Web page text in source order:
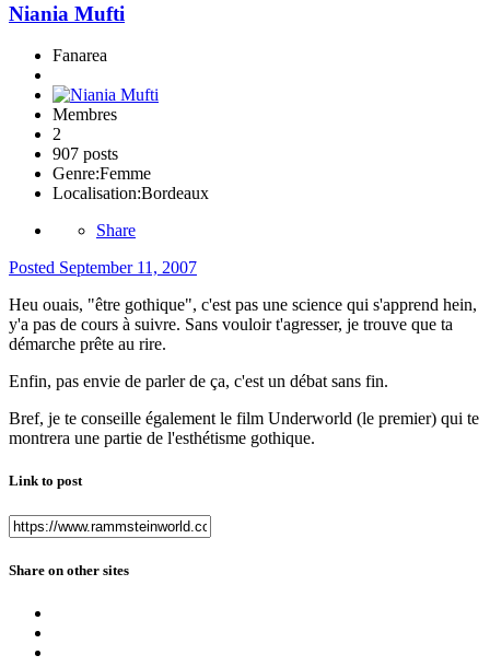
Niania Mufti
Fanarea
Membres
2
907 posts
Genre:Femme
Localisation:Bordeaux
Share
Posted September 11, 2007
Heu ouais, "être gothique", c'est pas une science qui s'apprend hein,
y'a pas de cours à suivre. Sans vouloir t'agresser, je trouve que ta
démarche prête au rire.
Enfin, pas envie de parler de ça, c'est un débat sans fin.
Bref, je te conseille également le film Underworld (le premier) qui te
montrera une partie de l'esthétisme gothique.
Link to post
Share on other sites